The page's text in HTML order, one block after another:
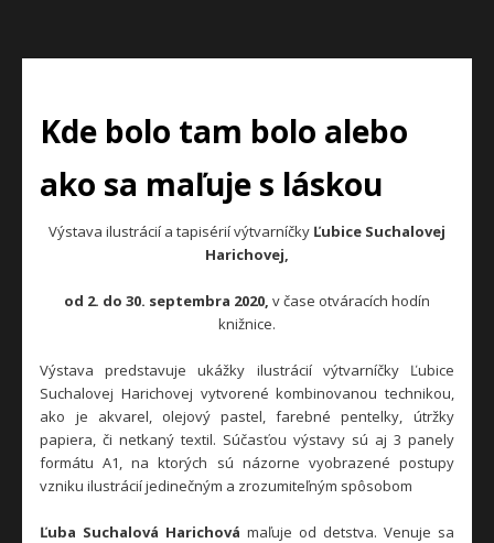
Kde bolo tam bolo alebo
ako sa maľuje s láskou
Výstava ilustrácií a tapisérií výtvarníčky Ľubice Suchalovej
Harichovej,
od 2. do 30. septembra 2020, v čase otváracích hodín
knižnice.
Výstava predstavuje ukážky ilustrácií výtvarníčky Ľubice
Suchalovej Harichovej vytvorené kombinovanou technikou,
ako je akvarel, olejový pastel, farebné pentelky, útržky
papiera, či netkaný textil. Súčasťou výstavy sú aj 3 panely
formátu A1, na ktorých sú názorne vyobrazené postupy
vzniku ilustrácií jedinečným a zrozumiteľným spôsobom
Ľuba Suchalová Harichová maľuje od detstva. Venuje sa